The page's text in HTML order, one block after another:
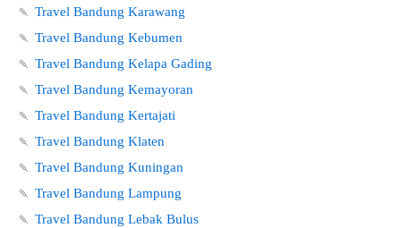
🍡 Travel Bandung Karawang
🍡 Travel Bandung Kebumen
🍡 Travel Bandung Kelapa Gading
🍡 Travel Bandung Kemayoran
🍡 Travel Bandung Kertajati
🍡 Travel Bandung Klaten
🍡 Travel Bandung Kuningan
🍡 Travel Bandung Lampung
🍡 Travel Bandung Lebak Bulus